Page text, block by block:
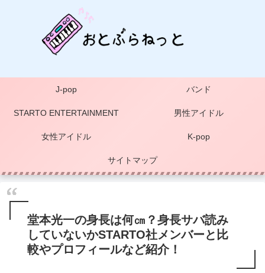
J-pop バンド
STARTO ENTERTAINMENT 男性アイドル
女性アイドル K-pop
サイトマップ
堂本光一の身長は何㎝？身長サバ読み
していないかSTARTO社メンバーと比
較やプロフィールなど紹介！